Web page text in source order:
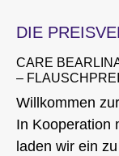
DIE
CARE
–
Willkommen
In Kooperation
laden wir ein